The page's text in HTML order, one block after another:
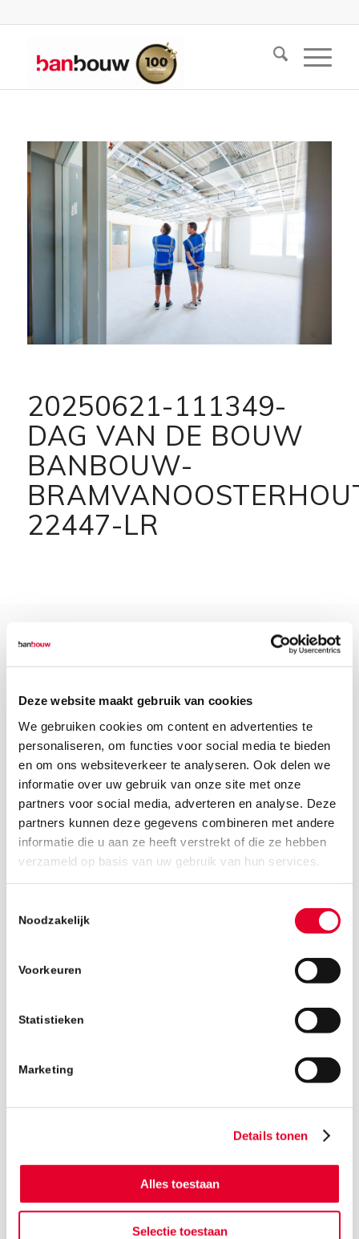
Deze website maakt gebruik van cookies
We gebruiken cookies om content en advertenties te
personaliseren, om functies voor social media te bieden
en om ons websiteverkeer te analyseren. Ook delen we
informatie over uw gebruik van onze site met onze
partners voor social media, adverteren en analyse. Deze
partners kunnen deze gegevens combineren met andere
informatie die u aan ze heeft verstrekt of die ze hebben
verzameld op basis van uw gebruik van hun services.
Noodzakelijk
Voorkeuren
Statistieken
Marketing
Details tonen
Alles toestaan
Selectie toestaan
20250621-111349-
DAG VAN DE BOUW
BANBOUW-
22447-LR